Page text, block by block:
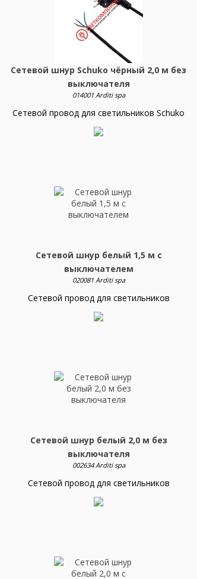
Сетевой шнур Schuko чёрный 2,0 м без
выключателя
014001 Arditi spa
Сетевой провод для светильников Schuko
Сетевой шнур белый 1,5 м с
выключателем
020081 Arditi spa
Сетевой провод для светильников
Сетевой шнур белый 2,0 м без
выключателя
002634 Arditi spa
Сетевой провод для светильников